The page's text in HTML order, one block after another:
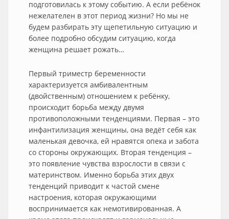
подготовилась к этому событию. А если ребёнок
нежелателен в этот период жизни? Но мы не
будем разбирать эту щепетильную ситуацию и
более подробно обсудим ситуацию, когда
женщина решает рожать…
Первый триместр беременности
характеризуется амбивалентным
(двойственным) отношением к ребёнку,
происходит борьба между двумя
противоположными тенденциями. Первая – это
инфантилизация женщины, она ведёт себя как
маленькая девочка, ей нравятся опека и забота
со стороны окружающих. Вторая тенденция –
это появление чувства взрослости в связи с
материнством. Именно борьба этих двух
тенденций приводит к частой смене
настроения, которая окружающими
воспринимается как немотивированная. А